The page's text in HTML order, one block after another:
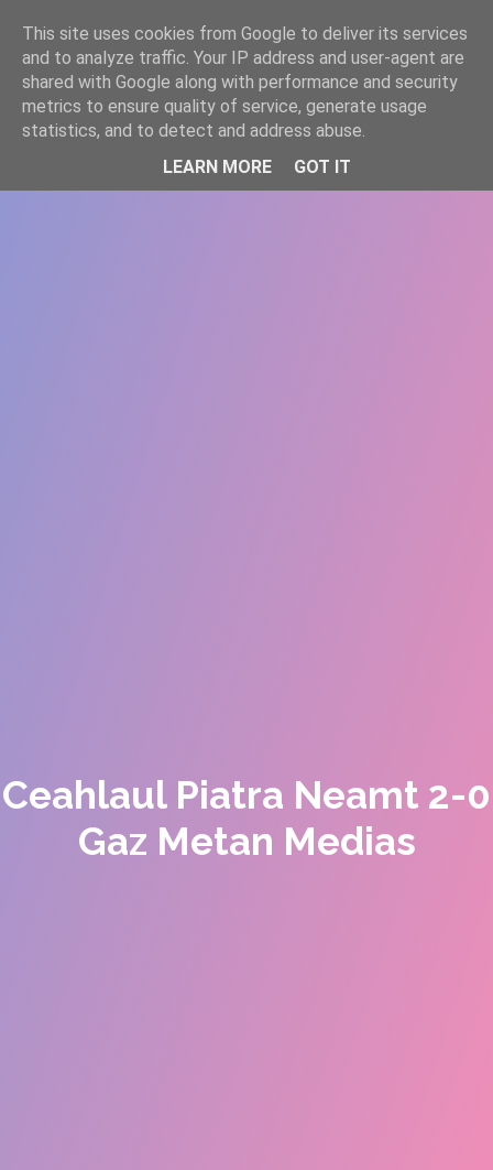
WWW.GAZISTI.RO
Ceahlaul Piatra Neamt 2-0
Gaz Metan Medias
This site uses cookies from Google to deliver its services
and to analyze traffic. Your IP address and user-agent are
shared with Google along with performance and security
metrics to ensure quality of service, generate usage
statistics, and to detect and address abuse.
LEARN MORE
GOT IT